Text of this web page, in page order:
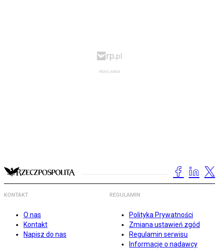
KONTAKT
O nas
Kontakt
Napisz do nas
REGULAMIN
Polityka Prywatności
Zmiana ustawień zgód
Regulamin serwisu
Informacje o nadawcy